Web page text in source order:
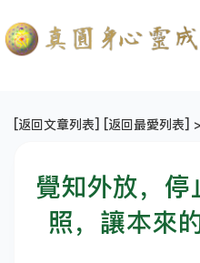
[返回文章列表] [返回最愛列表]
覺知外放，
照，讓本來